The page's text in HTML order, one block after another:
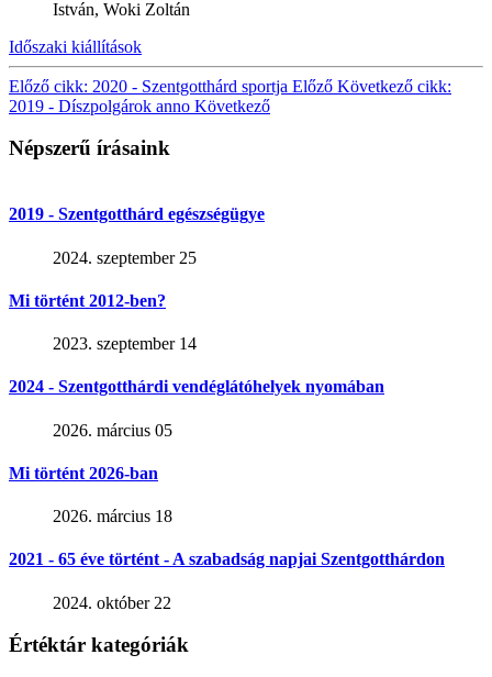
István, Woki Zoltán
Időszaki kiállítások
Előző cikk: 2020 - Szentgotthárd sportja Előző Következő cikk:
2019 - Díszpolgárok anno Következő
Népszerű írásaink
2019 - Szentgotthárd egészségügye
2024. szeptember 25
Mi történt 2012-ben?
2023. szeptember 14
2024 - Szentgotthárdi vendéglátóhelyek nyomában
2026. március 05
Mi történt 2026-ban
2026. március 18
2021 - 65 éve történt - A szabadság napjai Szentgotthárdon
2024. október 22
Értéktár kategóriák